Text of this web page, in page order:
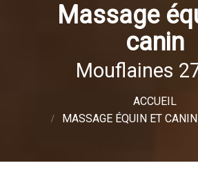
Massage
canin
Mouflaines
ACCUEIL
MASSAGE ÉQUIN ET